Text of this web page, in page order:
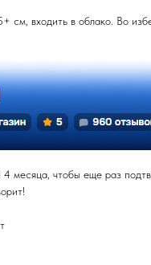
см, входить в облако. Во
месяца, чтобы еще раз